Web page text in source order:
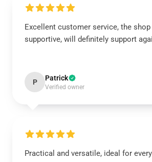
Excellent customer service, the
supportive, will definitely support
P Patrick
Verified owner
Practical and versatile, ideal for